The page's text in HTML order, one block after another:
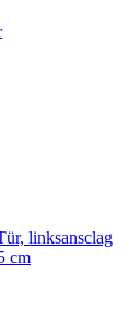
linksansclag
cm